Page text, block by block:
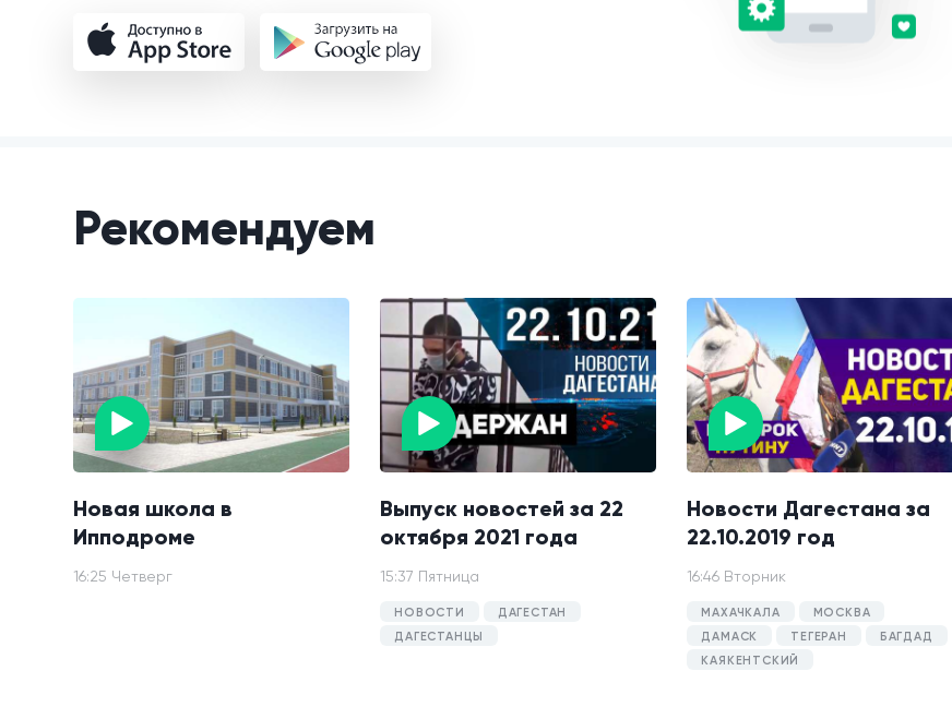
Рекомендуем
Новая школа в
Ипподроме
16:25 Четверг
Выпуск новостей за 22
октября 2021 года
15:37 Пятница
НОВОСТИ
ДАГЕСТАН
ДАГЕСТАНЦЫ
Новости Дагестана за
22.10.2019 год
16:46 Вторник
МАХАЧКАЛА
МОСКВА
ДАМАСК
ТЕГЕРАН
БАГДАД
КАЯКЕНТСКИЙ